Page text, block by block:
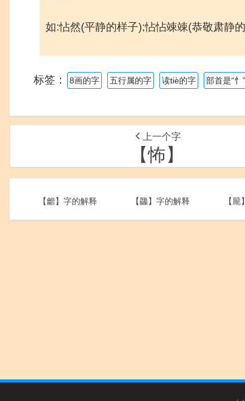
如:怗然(平静的样子);怗怗竦竦(恭敬肃静
标签： 8画的字 五行属的字 读tiè的字 部首是“忄
上一个字
【怖】
【龤】字的解释 【龘】字的解释 【